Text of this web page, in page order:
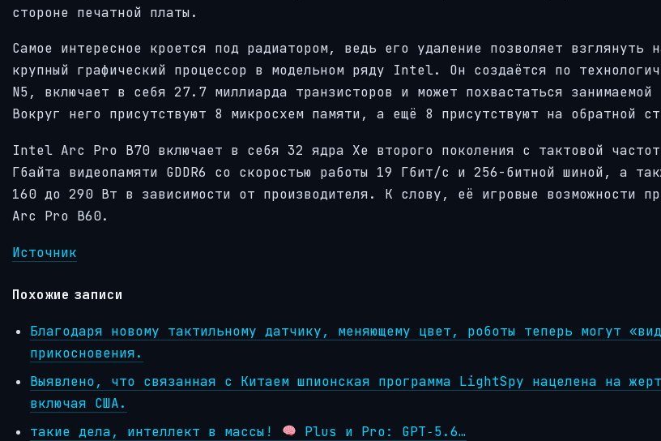
стороне печатной платы.
Самое интересное кроется под радиатором, ведь его удаление позволяет взглянуть
крупный графический процессор в модельном ряду Intel. Он создаётся по
N5, включает в себя 27.7 миллиарда транзисторов и может похвастаться занимаемой
Вокруг него присутствуют 8 микросхем памяти, а ещё 8 присутствуют на обратной
Intel Arc Pro B70 включает в себя 32 ядра Xe второго поколения с тактовой
Гбайта видеопамяти GDDR6 со скоростью работы 19 Гбит/с и 256-битной шиной, а
160 до 290 Вт в зависимости от производителя. К слову, её игровые возможности
Arc Pro B60.
Источник
Похожие записи
Благодаря новому тактильному датчику, меняющему цвет, роботы теперь могут
прикосновения.
Выявлено, что связанная с Китаем шпионская программа LightSpy нацелена на
включая США.
такие дела, интеллект в массы!
Plus и Pro: GPT‑5.6…